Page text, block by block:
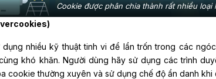
Cookie được phân chia thành rất nhiều loại
nhiều kỹ thuật tinh vi để lẩn trốn trong các
khó khăn. Người dùng hãy sử dụng các trình
cookie thường xuyên và sử dụng chế độ ẩn danh khi